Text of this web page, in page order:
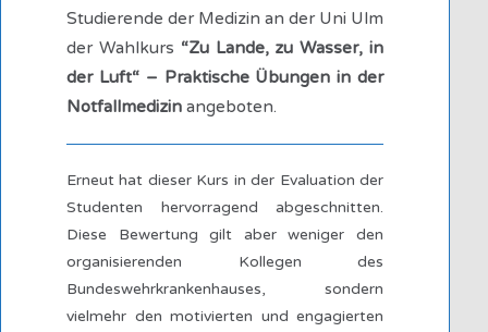
Studierende der Medizin an der Uni Ulm
der Wahlkurs “Zu Lande, zu Wasser, in
der Luft“ – Praktische Übungen in der
Notfallmedizin angeboten.
Erneut hat dieser Kurs in der Evaluation der
Studenten hervorragend abgeschnitten.
Diese Bewertung gilt aber weniger den
organisierenden Kollegen des
Bundeswehrkrankenhauses, sondern
vielmehr den motivierten und engagierten